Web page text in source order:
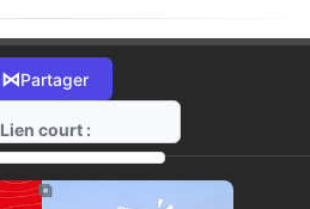
⋈Partager
Lien court :
https://radio-g.fr?21312
⧉